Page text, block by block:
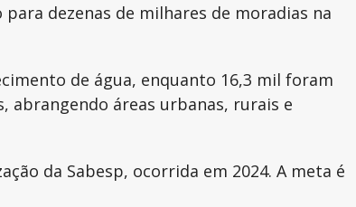
dezenas de milhares de moradias na
de água, enquanto 16,3 mil foram
abrangendo áreas urbanas, rurais e
da Sabesp, ocorrida em 2024. A meta é